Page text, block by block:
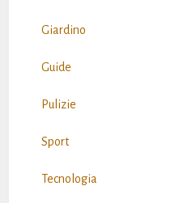
Giardino
Guide
Pulizie
Sport
Tecnologia